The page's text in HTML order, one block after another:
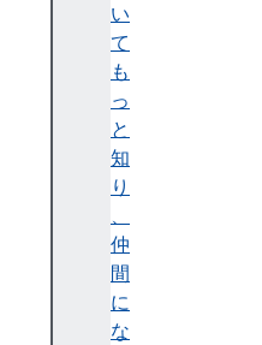
い
て
も
っ
と
知
り
、
仲
間
に
な